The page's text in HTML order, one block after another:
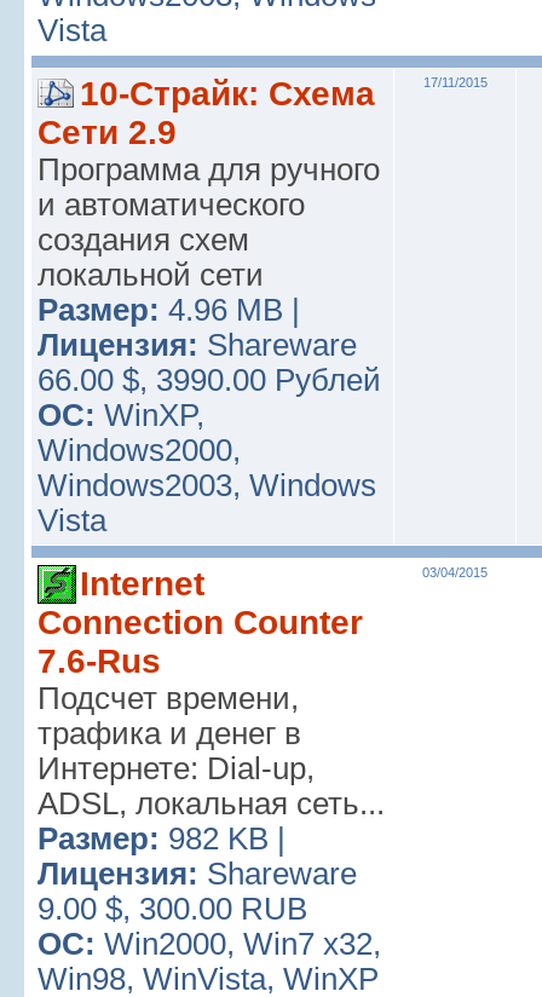
Vista
10-Страйк: Схема
Сети 2.9
Программа для ручного
и автоматического
создания схем
локальной сети
Размер: 4.96 MB |
Лицензия: Shareware
66.00 $, 3990.00 Рублей
ОС: WinXP,
Windows2000,
Windows2003, Windows
Vista
17/11/2015
Internet
Connection Counter
7.6-Rus
Подсчет времени,
трафика и денег в
Интернете: Dial-up,
ADSL, локальная сеть...
Размер: 982 KB |
Лицензия: Shareware
9.00 $, 300.00 RUB
ОС: Win2000, Win7 x32,
Win98, WinVista, WinXP
03/04/2015